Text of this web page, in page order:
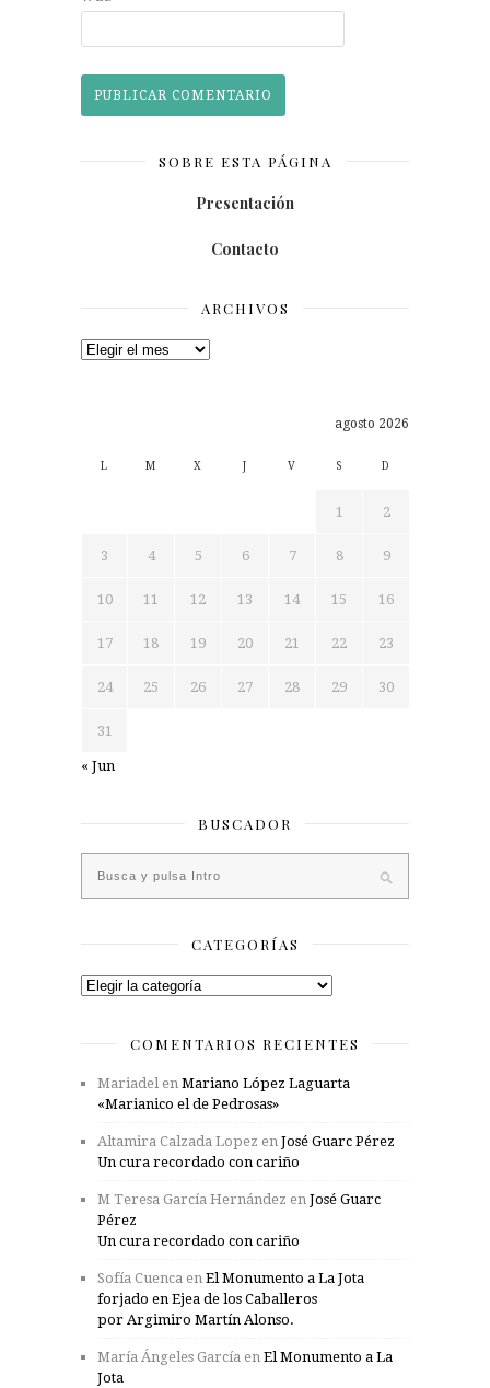
SOBRE ESTA PÁGINA
Presentación
Contacto
ARCHIVOS
Archivos
agosto 2026
L M X J V S D
1 2
3 4 5 6 7 8 9
10 11 12 13 14 15 16
17 18 19 20 21 22 23
24 25 26 27 28 29 30
31
« Jun
BUSCADOR
CATEGORÍAS
Categorías
COMENTARIOS RECIENTES
Mariadel en Mariano López Laguarta
«Marianico el de Pedrosas»
Altamira Calzada Lopez en José Guarc Pérez
Un cura recordado con cariño
M Teresa García Hernández en José Guarc
Pérez
Un cura recordado con cariño
Sofía Cuenca en El Monumento a La Jota
forjado en Ejea de los Caballeros
por Argimiro Martín Alonso.
María Ángeles García en El Monumento a La
Jota